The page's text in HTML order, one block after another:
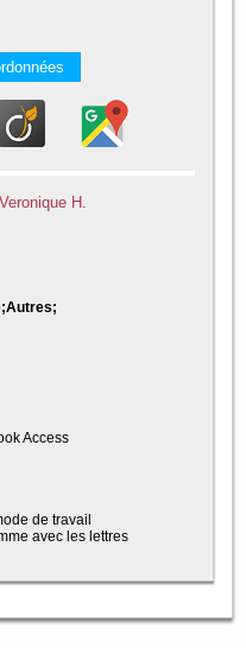
Veronique H.
Access
de travail
avec les lettres